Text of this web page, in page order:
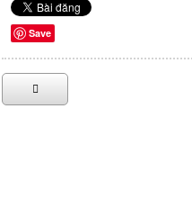
Save